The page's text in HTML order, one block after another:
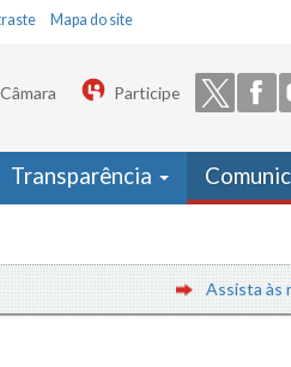
Mapa do site
Participe
Transparência
Assista às